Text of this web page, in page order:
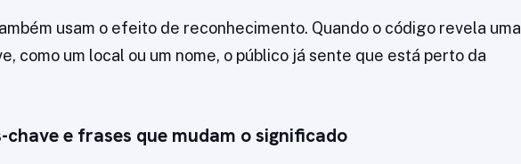
usam o efeito de reconhecimento. Quando o código revela uma
como um local ou um nome, o público já sente que está perto da
chave e frases que mudam o significado